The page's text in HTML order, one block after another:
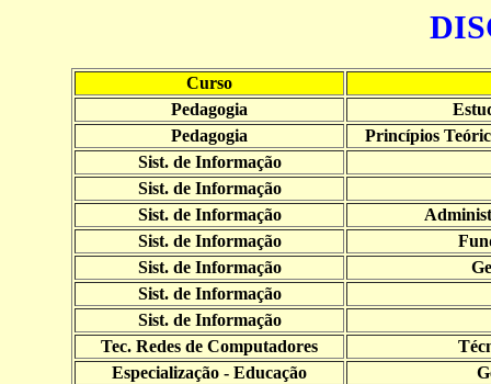
Curso
Pedagogia
Pedagogia
Princípios
Sist. de Informação
Sist. de Informação
Sist. de Informação
Sist. de Informação
Sist. de Informação
Sist. de Informação
Sist. de Informação
Tec. Redes de Computadores
Especialização - Educação